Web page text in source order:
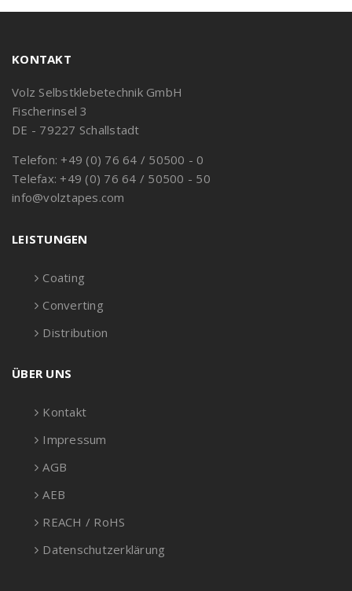
KONTAKT
Volz Selbstklebetechnik GmbH
Fischerinsel 3
DE - 79227 Schallstadt
Telefon: +49 (0) 76 64 / 50500 - 0
Telefax: +49 (0) 76 64 / 50500 - 50
info@volztapes.com
LEISTUNGEN
Coating
Converting
Distribution
ÜBER UNS
Kontakt
Impressum
AGB
AEB
REACH / RoHS
Datenschutzerklärung